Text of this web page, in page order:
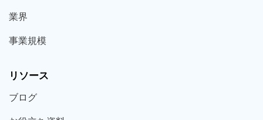
業界
事業規模
リソース
ブログ